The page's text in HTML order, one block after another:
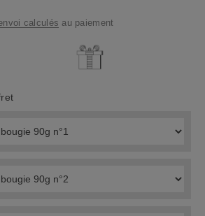
calculés au paiement
la quantité